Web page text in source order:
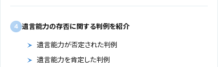
4 遺言能力の存否に関する判例を紹介
遺言能力が否定された判例
遺言能力を肯定した判例